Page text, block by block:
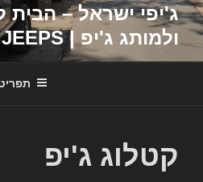
ג'יפי ישראל – הבית
ולמותג ג'יפ | ISRAEL JEEPS
קטלוג ג'יפ